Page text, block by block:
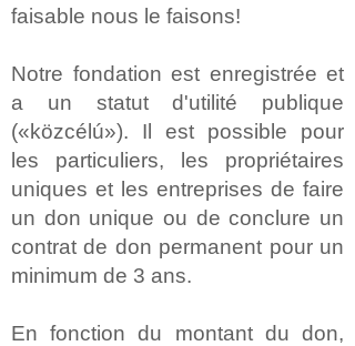
faisable nous le faisons!
Notre fondation est enregistrée et
a un statut d'utilité publique
(«közcélú»). Il est possible pour
les particuliers, les propriétaires
uniques et les entreprises de faire
un don unique ou de conclure un
contrat de don permanent pour un
minimum de 3 ans.
En fonction du montant du don,